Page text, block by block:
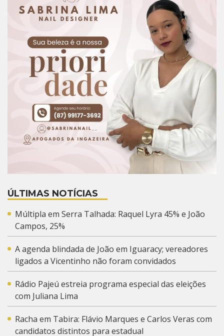
ÚLTIMAS NOTÍCIAS
Múltipla em Serra Talhada: Raquel Lyra 45% e João
Campos, 25%
A agenda blindada de João em Iguaracy; vereadores
ligados a Vicentinho não foram convidados
Rádio Pajeú estreia programa especial das eleições
com Juliana Lima
Racha em Tabira: Flávio Marques e Carlos Veras com
candidatos distintos para estadual